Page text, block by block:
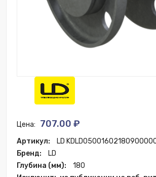
Цена: 707.00 ₽
Артикул:
LD
Бренд:
LD
Глубина (мм):
180